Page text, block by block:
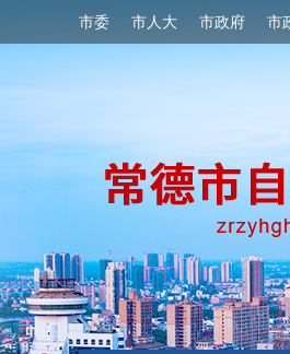
市委 市人大 市政府 市